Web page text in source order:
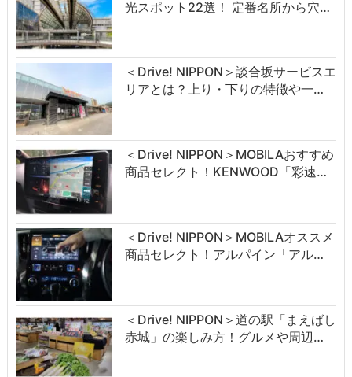
光スポット22選！ 定番名所から穴…
＜Drive! NIPPON＞談合坂サービスエ
リアとは？上り・下りの特徴や一…
＜Drive! NIPPON＞MOBILAおすすめ
商品セレクト！KENWOOD「彩速…
＜Drive! NIPPON＞MOBILAオススメ
商品セレクト！アルパイン「アル…
＜Drive! NIPPON＞道の駅「まえばし
赤城」の楽しみ方！グルメや周辺…